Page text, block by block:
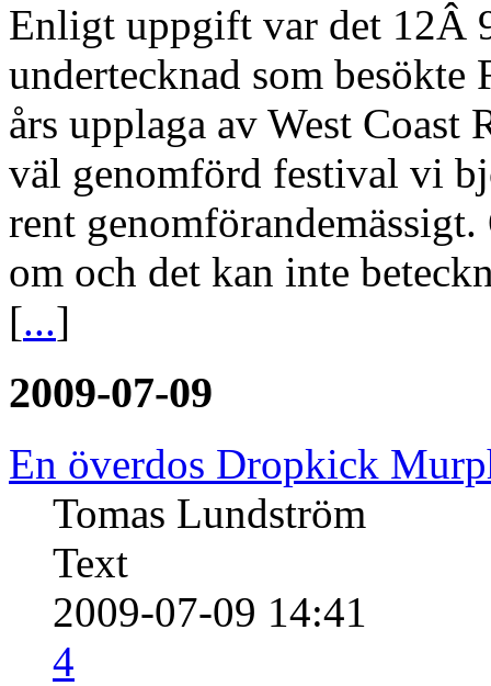
Enligt uppgift var det 12Â
undertecknad som
års upplaga av West
väl genomförd festival vi
rent
om och det kan inte
[...]
2009-07-09
En överdos Dropkick
Tomas Lundström
Text
2009-07-09 14:41
4